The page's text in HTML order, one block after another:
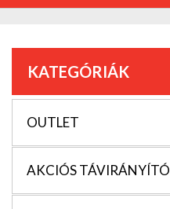
KATEGÓRIÁK
OUTLET
AKCIÓS TÁVIRÁNYÍTÓ